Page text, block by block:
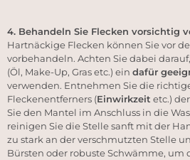
4. Behandeln Sie Flecken vorsichtig
Hartnäckige Flecken können Sie vor
vorbehandeln. Achten Sie dabei
(Öl, Make-Up, Gras etc.) ein dafür
verwenden. Entnehmen Sie die
Fleckenentferners (Einwirkzeit etc.)
Sie den Mantel im Anschluss in die
reinigen Sie die Stelle sanft mit der
zu stark an der verschmutzten Stelle
Bürsten oder robuste Schwämme, um